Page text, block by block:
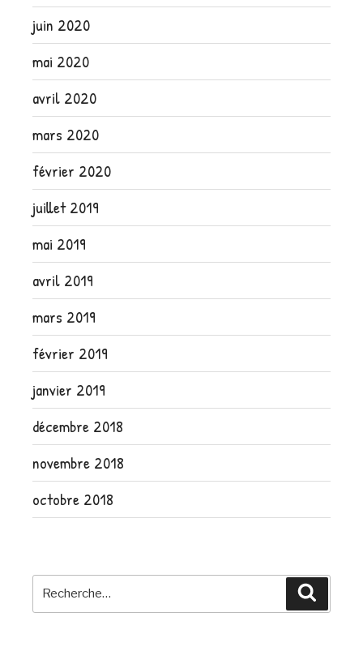
juin 2020
mai 2020
avril 2020
mars 2020
février 2020
juillet 2019
mai 2019
avril 2019
mars 2019
février 2019
janvier 2019
décembre 2018
novembre 2018
octobre 2018
Recherche
pour